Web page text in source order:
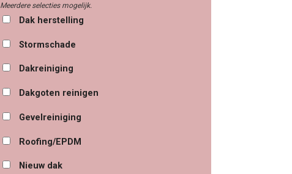
Meerdere selecties mogelijk.
Dak herstelling
Stormschade
Dakreiniging
Dakgoten reinigen
Gevelreiniging
Roofing/EPDM
Nieuw dak